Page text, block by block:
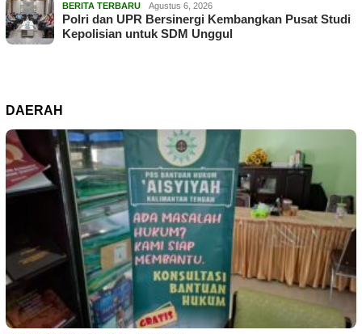
BERITA TERBARU Agustus 6, 2026
Polri dan UPR Bersinergi Kembangkan Pusat Studi
Kepolisian untuk SDM Unggul
DAERAH